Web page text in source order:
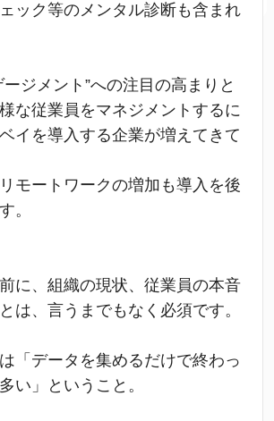
ック等のメンタル診断も含まれ
ージメント”への注目の高まりと
な従業員をマネジメントするに
イを導入する企業が増えてきて
モートワークの増加も導入を後
。
に、組織の現状、従業員の本音
は、言うまでもなく必須です。
「データを集めるだけで終わっ
い」ということ。